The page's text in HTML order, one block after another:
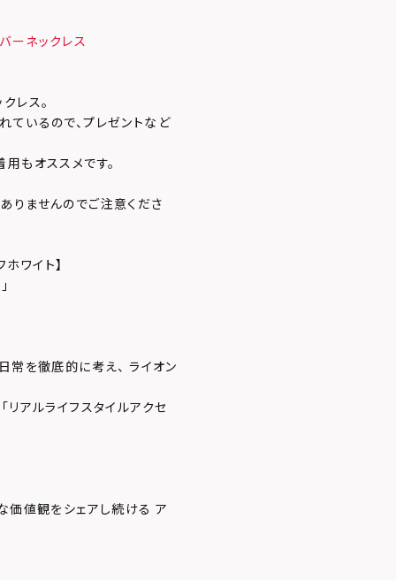
ーネックレス
レス。
ているので、プレゼントなど
もオススメです。
りませんのでご注意くださ
ワイト】
常を徹底的に考え、 ライオン
アルライフスタイルアクセ
価値観をシェアし続ける ア